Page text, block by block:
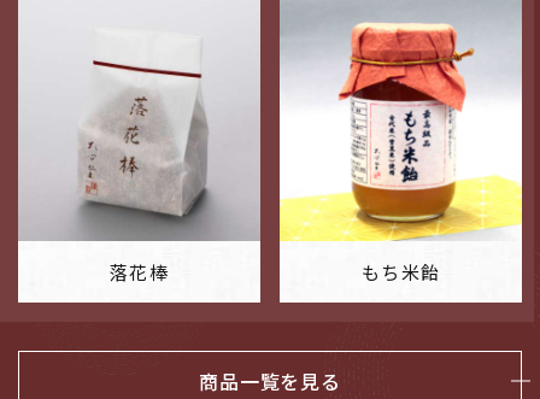
落花棒 もち米飴
商品一覧を見る